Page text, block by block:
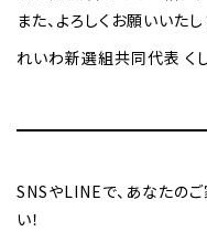
また、よろしくお願いいたし
れいわ新選組共同代表 く
SNSやLINEで、あなたの
い！